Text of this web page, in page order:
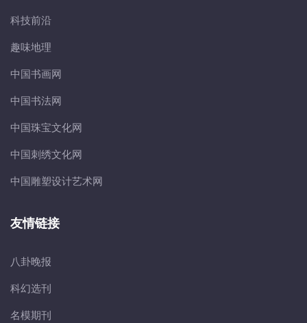
科技前沿
趣味地理
中国书画网
中国书法网
中国珠宝文化网
中国刺绣文化网
中国雕塑设计艺术网
友情链接
八卦晚报
科幻选刊
名模期刊